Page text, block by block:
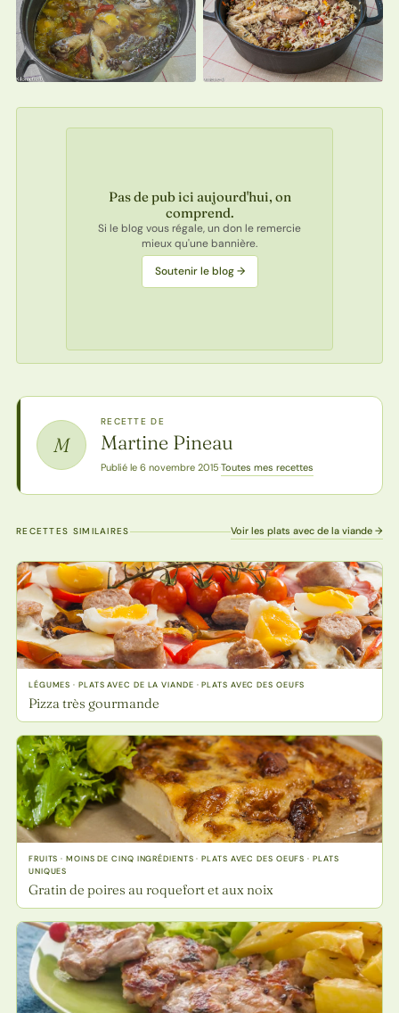
Pas de pub ici aujourd'hui, on
comprend.
Si le blog vous régale, un don le remercie
mieux qu'une bannière.
Soutenir le blog →
M
RECETTE DE
Martine Pineau
Publié le 6 novembre 2015·Toutes mes recettes
RECETTES SIMILAIRES Voir les plats avec de la viande →
LÉGUMES · PLATS AVEC DE LA VIANDE · PLATS AVEC DES OEUFS
Pizza très gourmande
FRUITS · MOINS DE CINQ INGRÉDIENTS · PLATS AVEC DES OEUFS · PLATS
UNIQUES
Gratin de poires au roquefort et aux noix